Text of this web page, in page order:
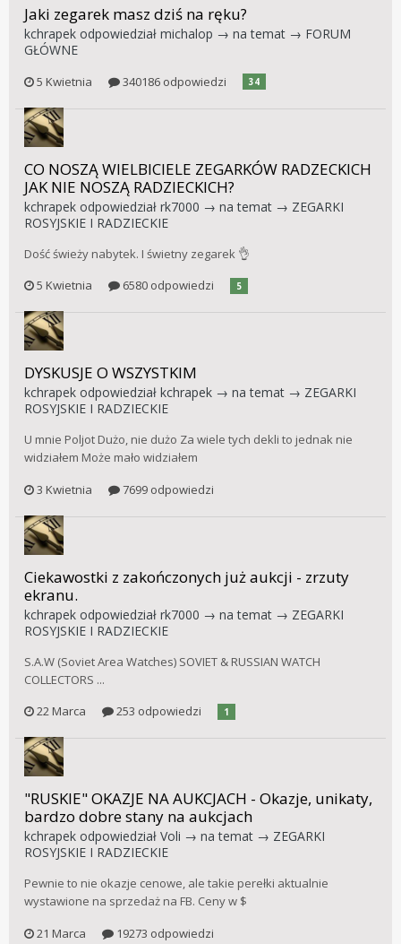
Jaki zegarek masz dziś na ręku?
kchrapek odpowiedział michalop → na temat → FORUM
GŁÓWNE
5 Kwietnia 340186 odpowiedzi 34
CO NOSZĄ WIELBICIELE ZEGARKÓW RADZECKICH
JAK NIE NOSZĄ RADZIECKICH?
kchrapek odpowiedział rk7000 → na temat → ZEGARKI
ROSYJSKIE I RADZIECKIE
Dość świeży nabytek. I świetny zegarek 👌
5 Kwietnia
6580 odpowiedzi 5
DYSKUSJE O WSZYSTKIM
kchrapek odpowiedział kchrapek → na temat → ZEGARKI
ROSYJSKIE I RADZIECKIE
U mnie Poljot Dużo, nie dużo Za wiele tych dekli to jednak nie
widziałem Może mało widziałem
3 Kwietnia
7699 odpowiedzi
Ciekawostki z zakończonych już aukcji - zrzuty
ekranu.
kchrapek odpowiedział rk7000 → na temat → ZEGARKI
ROSYJSKIE I RADZIECKIE
S.A.W (Soviet Area Watches) SOVIET & RUSSIAN WATCH
COLLECTORS ...
22 Marca
253 odpowiedzi 1
"RUSKIE" OKAZJE NA AUKCJACH - Okazje, unikaty,
bardzo dobre stany na aukcjach
kchrapek odpowiedział Voli → na temat → ZEGARKI
ROSYJSKIE I RADZIECKIE
Pewnie to nie okazje cenowe, ale takie perełki aktualnie
wystawione na sprzedaż na FB. Ceny w $
21 Marca
19273 odpowiedzi